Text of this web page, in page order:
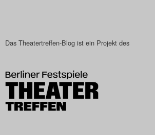
Das Theatertreffen-Blog ist ein Projekt des